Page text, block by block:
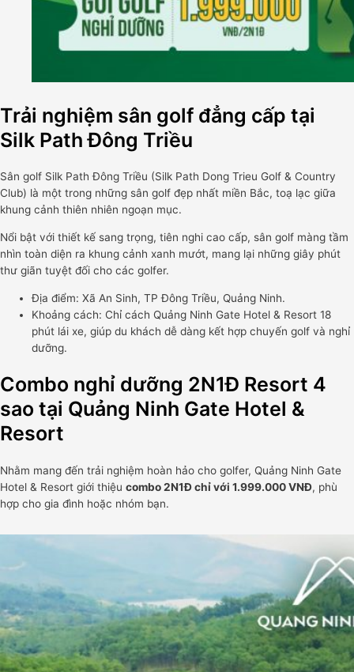
Trải nghiệm sân golf đẳng cấp tại
Silk Path Đông Triều
Sân golf Silk Path Đông Triều (Silk Path Dong Trieu Golf & Country
Club) là một trong những sân golf đẹp nhất miền Bắc, toạ lạc giữa
khung cảnh thiên nhiên ngoạn mục.
Nổi bật với thiết kế sang trọng, tiên nghi cao cấp, sân golf màng tầm
nhìn toàn diện ra khung cảnh xanh mướt, mang lại những giây phút
thư giãn tuyệt đối cho các golfer.
Địa điểm: Xã An Sinh, TP Đông Triều, Quảng Ninh.
Khoảng cách: Chỉ cách Quảng Ninh Gate Hotel & Resort 18
phút lái xe, giúp du khách dễ dàng kết hợp chuyến golf và nghỉ
dưỡng.
Combo nghỉ dưỡng 2N1Đ Resort 4
sao tại Quảng Ninh Gate Hotel &
Resort
Nhằm mang đến trải nghiệm hoàn hảo cho golfer, Quảng Ninh Gate
Hotel & Resort giới thiệu combo 2N1Đ chỉ với 1.999.000 VNĐ, phù
hợp cho gia đình hoặc nhóm bạn.